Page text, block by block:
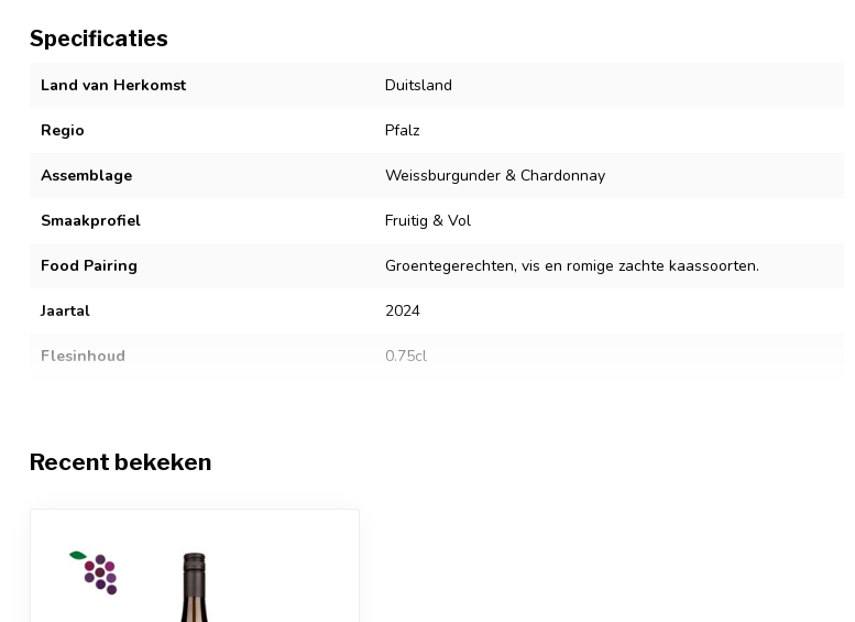
Specificaties
Land van Herkomst Duitsland
Regio Pfalz
Assemblage Weissburgunder & Chardonnay
Smaakprofiel Fruitig & Vol
Food Pairing Groentegerechten, vis en romige zachte kaassoorten.
Jaartal 2024
Flesinhoud 0.75cl
Sulfiet allergenen
Recent bekeken